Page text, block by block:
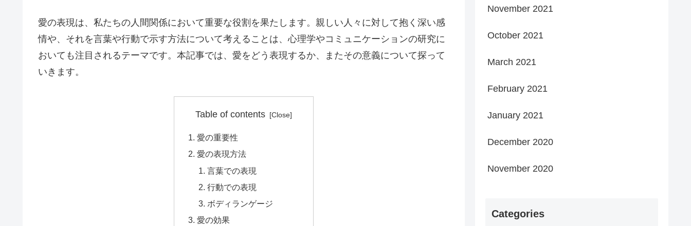
愛の表現は、私たちの人間関係において重要な役割を果たします。親しい人々に対して抱く深い感
情や、それを言葉や行動で示す方法について考えることは、心理学やコミュニケーションの研究に
おいても注目されるテーマです。本記事では、愛をどう表現するか、またその意義について探って
いきます。
Table of contents
愛の重要性
愛の表現方法
言葉での表現
行動での表現
ボディランゲージ
愛の効果
November 2021
October 2021
March 2021
February 2021
January 2021
December 2020
November 2020
Categories